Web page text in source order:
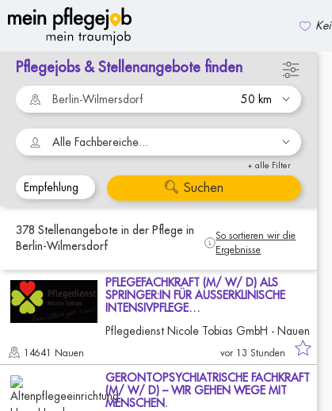
zurück zur Suche
Pflegejobs & Stellenangebote finden
Alle Fachbereiche...
+ alle Filter
Suchen
378 Stellenangebote in der Pflege in
Berlin-Wilmersdorf
So sortieren wir die
Ergebnisse
PFLEGEFACHKRAFT (M/ W/ D) ALS
SPRINGER:IN FÜR AUSSERKLINISCHE
INTENSIVPFLEGE…
Pflegedienst Nicole Tobias GmbH - Nauen
14641 Nauen vor 13 Stunden
GERONTOPSYCHIATRISCHE FACHKRAFT
(M/ W/ D) – WIR GEHEN WEGE MIT
MENSCHEN.